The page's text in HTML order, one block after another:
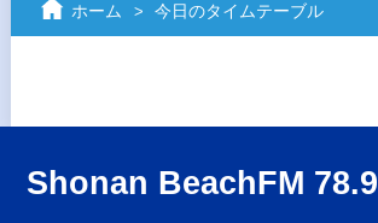
ホーム 今日のタイムテーブル
Shonan BeachFM 78.9